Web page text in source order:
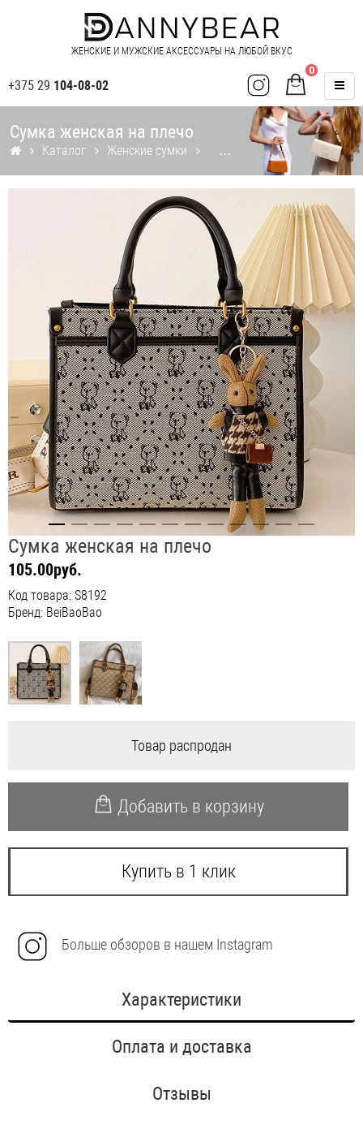
+375 29 104-08-02
ЖЕНСКИЕ И МУЖСКИЕ АКСЕССУАРЫ НА ЛЮБОЙ ВКУС
0
Сумка женская на плечо
Каталог Женские сумки
Сумка женская на плечо
105.00руб.
Код товара: S8192
Бренд: BeiBaoBao
Товар распродан
Добавить в корзину
Купить в 1 клик
Больше обзоров в нашем Instagram
Характеристики
Оплата и доставка
Отзывы